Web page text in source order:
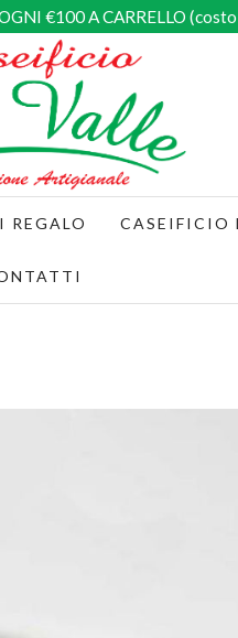
€100 A CARRELLO
REGALO CASEIFICIO